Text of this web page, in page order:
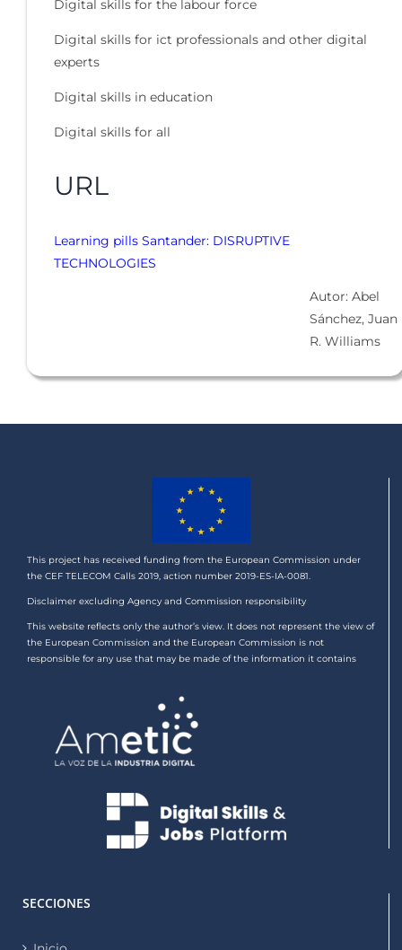
Digital skills for the labour force
Digital skills for ict professionals and other digital
experts
Digital skills in education
Digital skills for all
URL
Learning pills Santander: DISRUPTIVE
TECHNOLOGIES
Autor: Abel
Sánchez, Juan
R. Williams
This project has received funding from the European Commission under
the CEF TELECOM Calls 2019, action number 2019-ES-IA-0081.
Disclaimer excluding Agency and Commission responsibility
This website reflects only the author’s view. It does not represent the view of
the European Commission and the European Commission is not
responsible for any use that may be made of the information it contains
SECCIONES